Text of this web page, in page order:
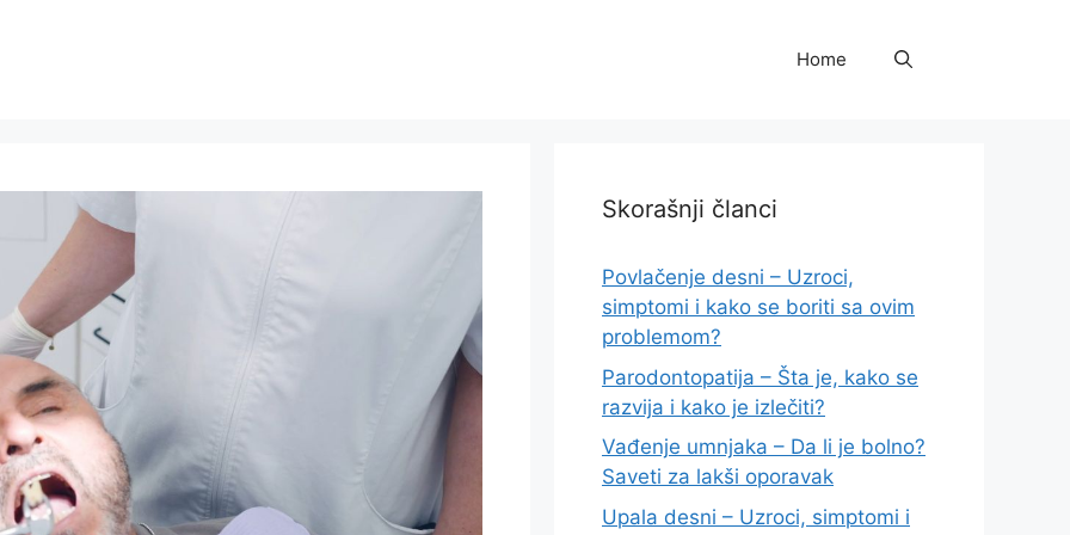
Home
Skorašnji članci
Povlačenje desni – Uzroci,
simptomi i kako se boriti sa ovim
problemom?
Parodontopatija – Šta je, kako se
razvija i kako je izlečiti?
Vađenje umnjaka – Da li je bolno?
Saveti za lakši oporavak
Upala desni – Uzroci, simptomi i